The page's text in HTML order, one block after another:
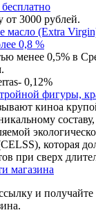
от 3000 рублей.
масло (Extra
0,8 %
менее 0,5% в
0,12%
фигуры,
киноа
которая
при сверх
магазина
и